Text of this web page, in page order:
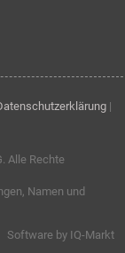
|
. Alle Rechte
Namen und
Software by IQ-Markt